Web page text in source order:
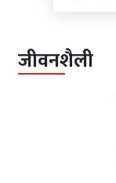
जीवनशैली